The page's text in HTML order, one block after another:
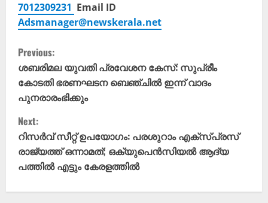
7012309231 Email ID
Adsmanager@newskerala.net
C
o
n
t
i
n
Previous:
ശബരിമല യുവതി പ്രവേശന കേസ്: സുപ്രീം
കോടതി ഭരണഘടന ബെഞ്ചിൽ ഇന്ന് വാദം
പുനരാരംഭിക്കും
Next:
റിസർവ് സീറ്റ് ഉപയോഗം: പരശുറാം എക്സ്പ്രസ്
രാജ്യത്ത് ഒന്നാമത്; ഒക്യുപെൻസിയൽ ആദ്യ
പത്തിൽ എട്ടും കേരളത്തിൽ